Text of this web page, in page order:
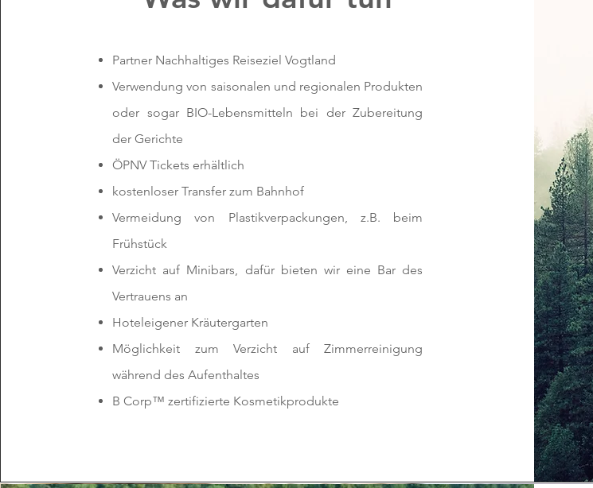
Partner Nachhaltiges Reiseziel Vogtland
Verwendung von saisonalen und regionalen Produkten
oder sogar BIO-Lebensmitteln bei der Zubereitung
der Gerichte
ÖPNV Tickets erhältlich
kostenloser Transfer zum Bahnhof
Vermeidung von Plastikverpackungen, z.B. beim
Frühstück
Verzicht auf Minibars, dafür bieten wir eine Bar des
Vertrauens an
Hoteleigener Kräutergarten
Möglichkeit zum Verzicht auf Zimmerreinigung
während des Aufenthaltes
B Corp™ zertifizierte Kosmetikprodukte